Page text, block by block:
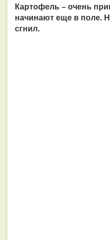
Картофель − очень
начинают еще в поле.
сгнил.